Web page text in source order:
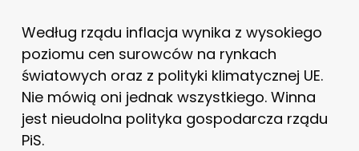
Według rządu inflacja wynika z wysokiego
poziomu cen surowców na rynkach
światowych oraz z polityki klimatycznej UE.
Nie mówią oni jednak wszystkiego. Winna
jest nieudolna polityka gospodarcza rządu
PiS.